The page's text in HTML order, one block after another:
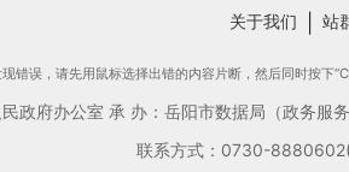
关于我们 站
错误，请先用鼠标选择出错的内容片断，然后同时按下
民政府办公室 承 办：岳阳市数据局（政务
联系方式：0730-